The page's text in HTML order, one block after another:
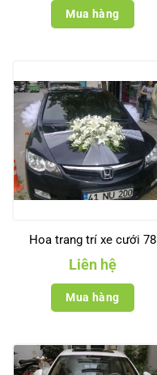
Mua hàng
Hoa trang trí xe cưới 78
Liên hệ
Mua hàng